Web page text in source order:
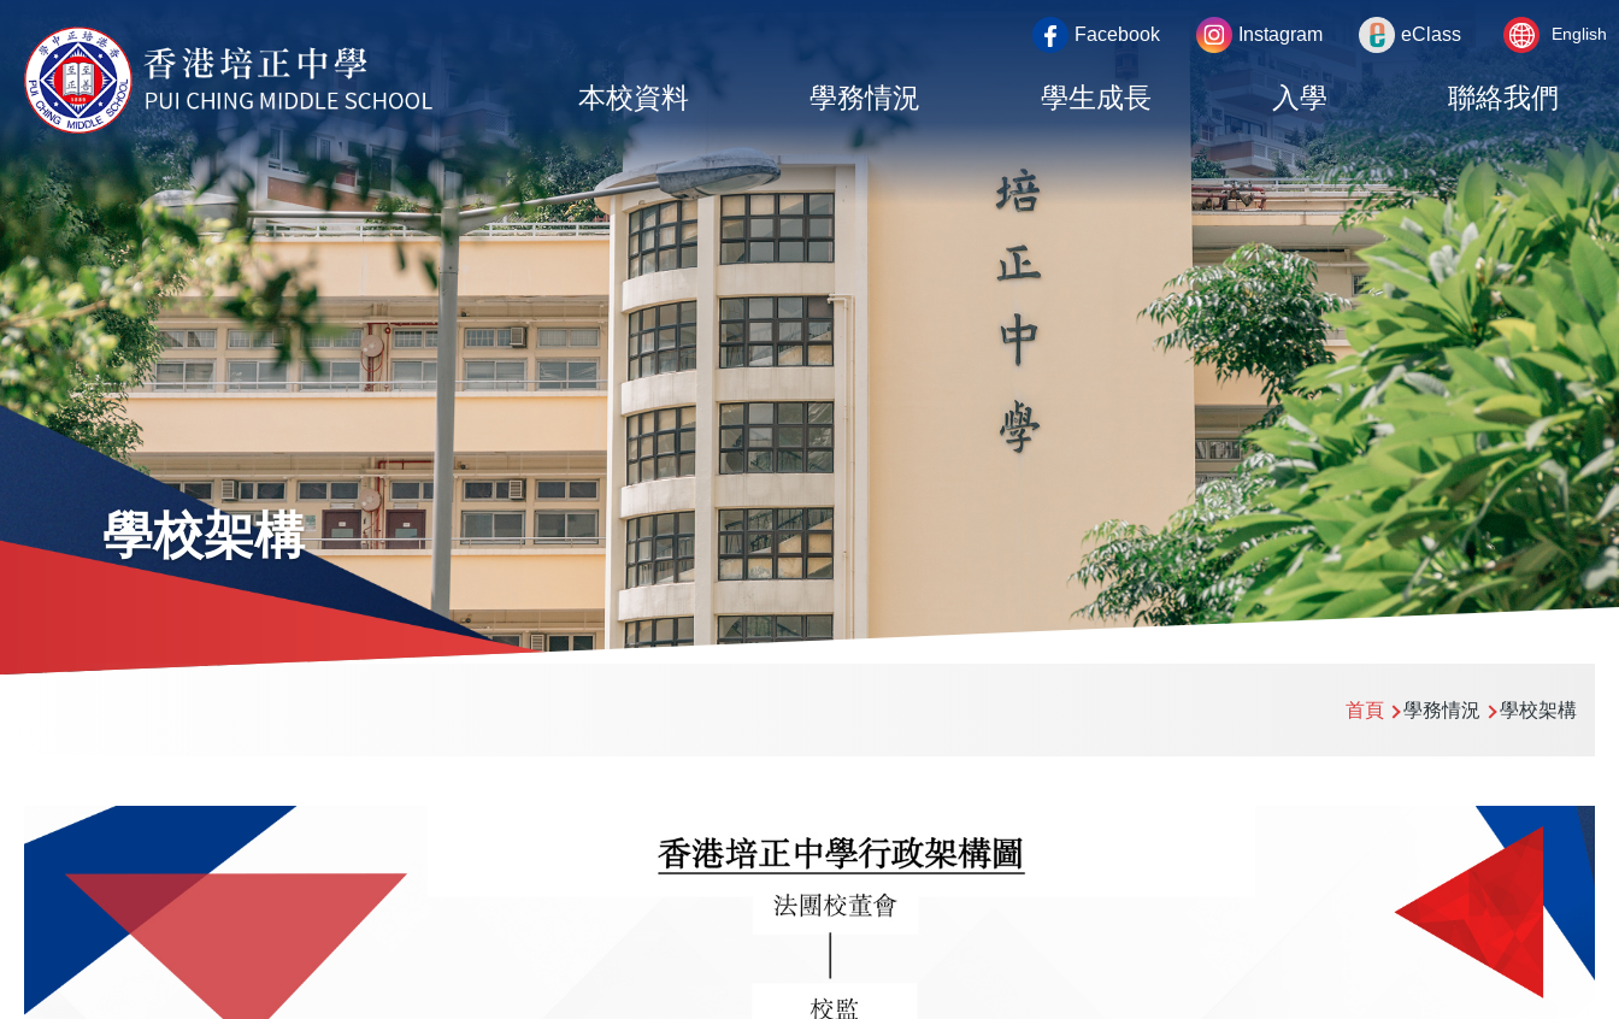
top_area
Facebook Instagram eClass
Language
switcher
English
Main
navigation
本校資料 學務情況 學生成長 入學 聯絡我們
學校架構
導
結
首頁 學務情況 學校架構